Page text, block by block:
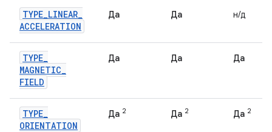
TYPE_LINEAR_
ACCELERATION
Да Да н/д
TYPE_
MAGNETIC_
FIELD
Да Да Да
TYPE_
ORIENTATION
Да 2 Да 2 Да 2